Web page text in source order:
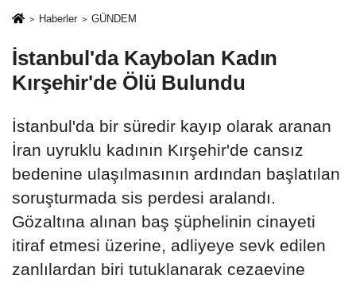
Haberler GÜNDEM
İstanbul'da Kaybolan Kadın
Kırşehir'de Ölü Bulundu
İstanbul'da bir süredir kayıp olarak aranan
İran uyruklu kadının Kırşehir'de cansız
bedenine ulaşılmasının ardından başlatılan
soruşturmada sis perdesi aralandı.
Gözaltına alınan baş şüphelinin cinayeti
itiraf etmesi üzerine, adliyeye sevk edilen
zanlılardan biri tutuklanarak cezaevine